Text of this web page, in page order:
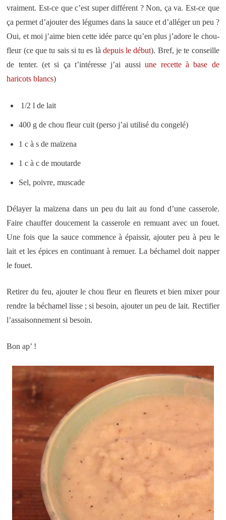
vraiment. Est-ce que c’est super différent ? Non, ça va. Est-ce que
ça permet d’ajouter des légumes dans la sauce et d’alléger un peu ?
Oui, et moi j’aime bien cette idée parce qu’en plus j’adore le chou-
fleur (ce que tu sais si tu es là depuis le début). Bref, je te conseille
de tenter. (et si ça t’intéresse j’ai aussiune recette à base de
haricots blancs)
1/2 l de lait
400 g de chou fleur cuit (perso j’ai utilisé du congelé)
1 c à s de maïzena
1 c à c de moutarde
Sel, poivre, muscade
Délayer la maïzena dans un peu du lait au fond d’une casserole.
Faire chauffer doucement la casserole en remuant avec un fouet.
Une fois que la sauce commence à épaissir, ajouter peu à peu le
lait et les épices en continuant à remuer. La béchamel doit napper
le fouet.
Retirer du feu, ajouter le chou fleur en fleurets et bien mixer pour
rendre la béchamel lisse ; si besoin, ajouter un peu de lait. Rectifier
l’assaisonnement si besoin.
Bon ap’ !